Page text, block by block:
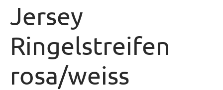
Jersey
Ringelstreifen
rosa/weiss